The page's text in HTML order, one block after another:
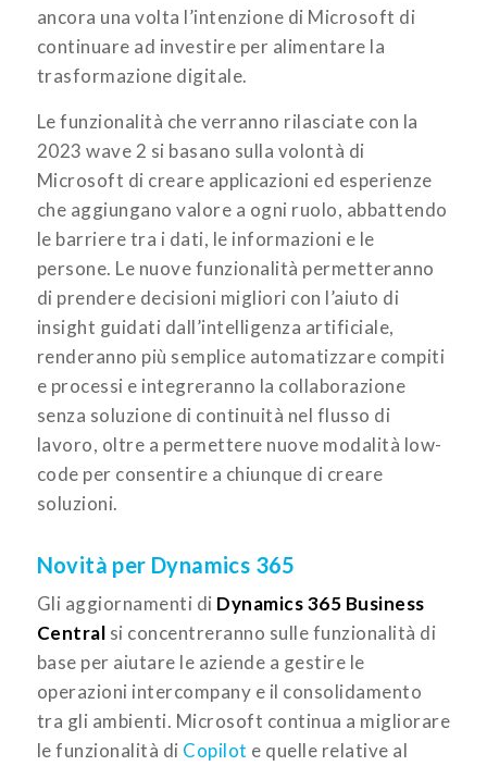
ancora una volta l’intenzione di Microsoft di
continuare ad investire per alimentare la
trasformazione digitale.
Le funzionalità che verranno rilasciate con la
2023 wave 2 si basano sulla volontà di
Microsoft di creare applicazioni ed esperienze
che aggiungano valore a ogni ruolo, abbattendo
le barriere tra i dati, le informazioni e le
persone. Le nuove funzionalità permetteranno
di prendere decisioni migliori con l’aiuto di
insight guidati dall’intelligenza artificiale,
renderanno più semplice automatizzare compiti
e processi e integreranno la collaborazione
senza soluzione di continuità nel flusso di
lavoro, oltre a permettere nuove modalità low-
code per consentire a chiunque di creare
soluzioni.
Novità per Dynamics 365
Gli aggiornamenti di Dynamics 365 Business
Central si concentreranno sulle funzionalità di
base per aiutare le aziende a gestire le
operazioni intercompany e il consolidamento
tra gli ambienti. Microsoft continua a migliorare
le funzionalità di Copilot e quelle relative al